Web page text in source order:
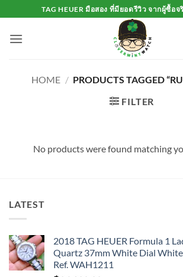
to
content
TAG HEUER มือสอง ที่มียอดรีวิว จากผู้ซื้อ
HOME / PRODUCTS TAGGED
FILTER
No products were found matching
LATEST
2018 TAG HEUER Formula 1
Quartz 37mm White Dial White
Ref. WAH1211